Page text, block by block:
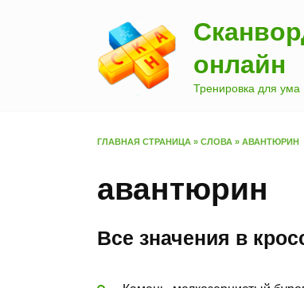
онлайн
Тренировка для ума
ГЛАВНАЯ СТРАНИЦА » СЛОВА » АВАНТЮРИН
авантюрин
Все значения в